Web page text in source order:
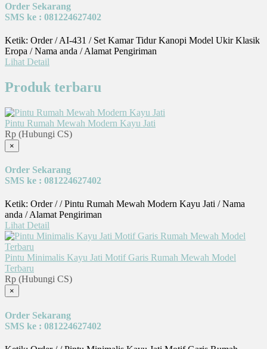
Order Sekarang
SMS ke : 081224627402
Ketik: Order / AI-431 / Set Kamar Tidur Kanopi Model Ukir Klasik
Eropa / Nama anda / Alamat Pengiriman
Lihat Detail
Produk terbaru
Pintu Rumah Mewah Modern Kayu Jati
Rp (Hubungi CS)
×
Order Sekarang
SMS ke : 081224627402
Ketik: Order / / Pintu Rumah Mewah Modern Kayu Jati / Nama
anda / Alamat Pengiriman
Lihat Detail
Pintu Minimalis Kayu Jati Motif Garis Rumah Mewah Model
Terbaru
Rp (Hubungi CS)
×
Order Sekarang
SMS ke : 081224627402